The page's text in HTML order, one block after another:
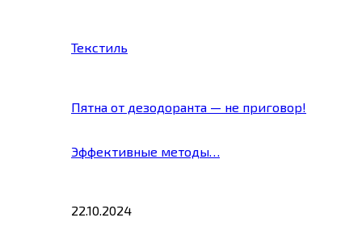
Текстиль
Пятна от дезодоранта — не приговор!
Эффективные методы…
22.10.2024